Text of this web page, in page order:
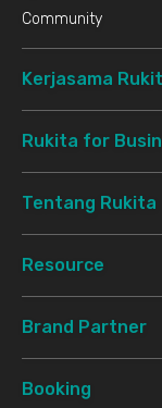
Community
Kerjasama
Rukita for
Tentang Rukita
Resource
Brand Partner
Booking